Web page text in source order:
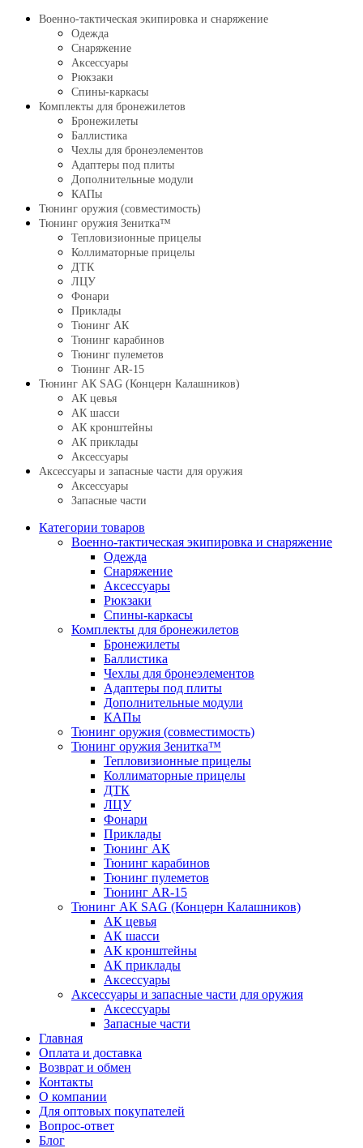
Военно-тактическая экипировка и снаряжение
Одежда
Снаряжение
Аксессуары
Рюкзаки
Спины-каркасы
Комплекты для бронежилетов
Бронежилеты
Баллистика
Чехлы для бронеэлементов
Адаптеры под плиты
Дополнительные модули
КАПы
Тюнинг оружия (совместимость)
Тюнинг оружия Зенитка™
Тепловизионные прицелы
Коллиматорные прицелы
ДТК
ЛЦУ
Фонари
Приклады
Тюнинг АК
Тюнинг карабинов
Тюнинг пулеметов
Тюнинг AR-15
Тюнинг АК SAG (Концерн Калашников)
АК цевья
АК шасси
АК кронштейны
АК приклады
Аксессуары
Аксессуары и запасные части для оружия
Аксессуары
Запасные части
Категории товаров
Военно-тактическая экипировка и снаряжение
Одежда
Снаряжение
Аксессуары
Рюкзаки
Спины-каркасы
Комплекты для бронежилетов
Бронежилеты
Баллистика
Чехлы для бронеэлементов
Адаптеры под плиты
Дополнительные модули
КАПы
Тюнинг оружия (совместимость)
Тюнинг оружия Зенитка™
Тепловизионные прицелы
Коллиматорные прицелы
ДТК
ЛЦУ
Фонари
Приклады
Тюнинг АК
Тюнинг карабинов
Тюнинг пулеметов
Тюнинг AR-15
Тюнинг АК SAG (Концерн Калашников)
АК цевья
АК шасси
АК кронштейны
АК приклады
Аксессуары
Аксессуары и запасные части для оружия
Аксессуары
Запасные части
Главная
Оплата и доставка
Возврат и обмен
Контакты
О компании
Для оптовых покупателей
Вопрос-ответ
Блог